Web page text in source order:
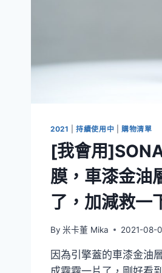
2021 |持續使用中 購物清單
[我會用
膜，車漆金油
了，加減救一
By 米卡董 Mika 2021-08-
因為引擎蓋的車漆金油